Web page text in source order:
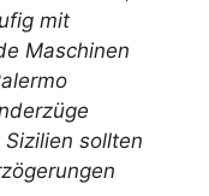
mit
Maschinen
sollten